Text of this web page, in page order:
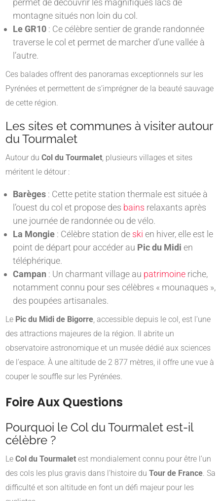
permet de découvrir les magnifiques lacs de
montagne situés non loin du col.
Le GR10 : Ce célèbre sentier de grande randonnée
traverse le col et permet de marcher d’une vallée à
l’autre.
Ces balades offrent des panoramas exceptionnels sur les
Pyrénées et permettent de s’imprégner de la beauté sauvage
de cette région.
Les sites et communes à visiter autour
du Tourmalet
Autour du Col du Tourmalet, plusieurs villages et sites
méritent le détour :
Barèges : Cette petite station thermale est située à
l’ouest du col et propose des bains relaxants après
une journée de randonnée ou de vélo.
La Mongie : Célèbre station de ski en hiver, elle est le
point de départ pour accéder au Pic du Midi en
téléphérique.
Campan : Un charmant village au patrimoine riche,
notamment connu pour ses célèbres « mounaques »,
des poupées artisanales.
Le Pic du Midi de Bigorre, accessible depuis le col, est l’une
des attractions majeures de la région. Il abrite un
observatoire astronomique et un musée dédié aux sciences
de l’espace. À une altitude de 2 877 mètres, il offre une vue à
couper le souffle sur les Pyrénées.
Foire Aux Questions
Pourquoi le Col du Tourmalet est-il
célèbre ?
Le Col du Tourmalet est mondialement connu pour être l’un
des cols les plus gravis dans l’histoire du Tour de France. Sa
difficulté et son altitude en font un défi majeur pour les